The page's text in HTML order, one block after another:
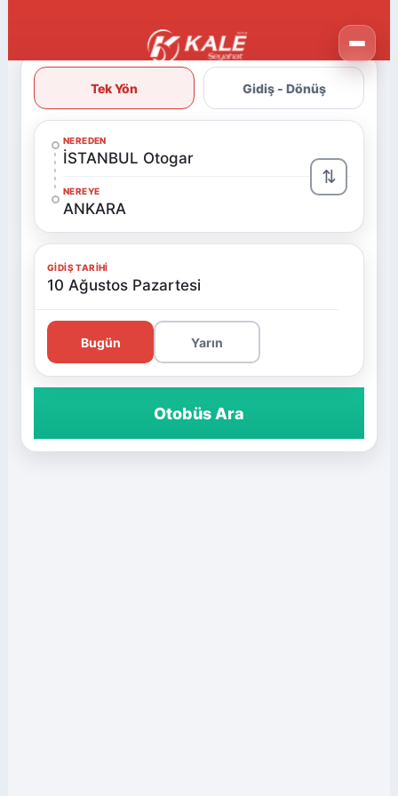
Tek Yön Gidiş - Dönüş
NEREDEN
İSTANBUL Otogar
NEREYE
ANKARA
⇅
GIDIŞ TARIHI
10 Ağustos Pazartesi
Bugün Yarın
Otobüs Ara